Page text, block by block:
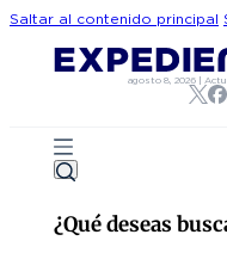
Saltar al contenido principal
agosto 8, 2026|
¿Qué deseas